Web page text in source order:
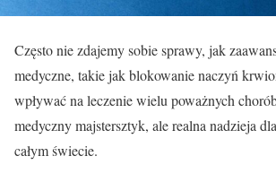
Często nie zdajemy sobie sprawy, jak
medyczne, takie jak blokowanie naczyń
wpływać na leczenie wielu poważnych
medyczny majstersztyk, ale realna nadzieja
całym świecie.